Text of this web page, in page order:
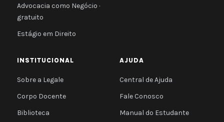
Advocacia como Negócio ·
gratuito
Estágio em Direito
INSTITUCIONAL
Sobre a Legale
Corpo Docente
Biblioteca
AJUDA
Central de Ajuda
Fale Conosco
Manual do Estudante